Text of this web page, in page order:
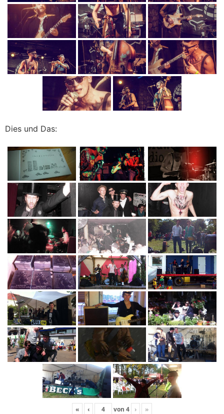
Dies und Das:
« ‹ von 4 › »